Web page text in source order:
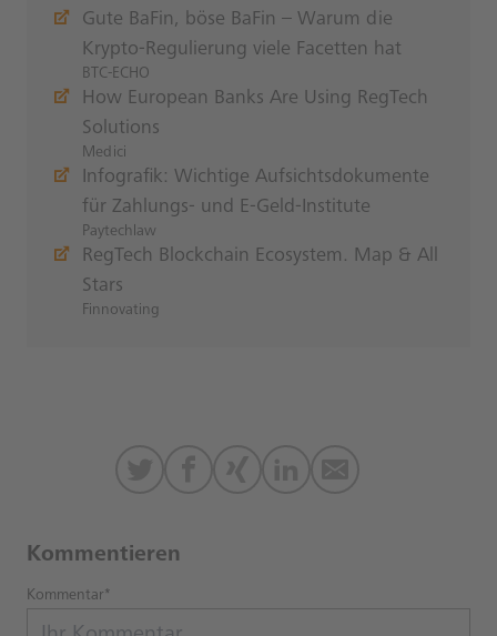
Gute BaFin, böse BaFin – Warum die
Krypto-Regulierung viele Facetten hat
BTC-ECHO
How European Banks Are Using RegTech
Solutions
Medici
Infografik: Wichtige Aufsichtsdokumente
für Zahlungs- und E-Geld-Institute
Paytechlaw
RegTech Blockchain Ecosystem. Map & All
Stars
Finnovating
Kommentieren
Kommentar*